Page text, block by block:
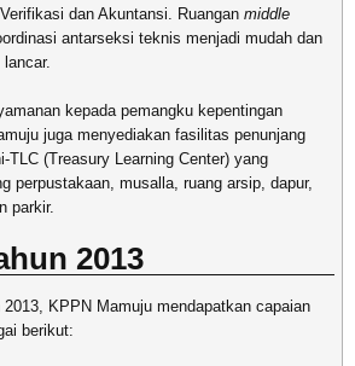
dan Akuntansi. Ruangan middle
antarseksi teknis menjadi mudah dan
kepada pemangku kepentingan
juga menyediakan fasilitas penunjang
TLC (Treasury Learning Center) yang
perpustakaan, musalla, ruang arsip, dapur,
parkir.
2013
KPPN Mamuju mendapatkan capaian
berikut: